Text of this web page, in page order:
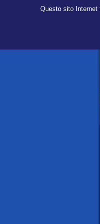
Questo sito Internet